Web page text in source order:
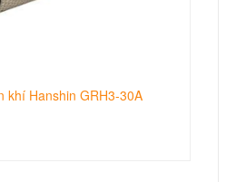
khí Hanshin GRH3-30A